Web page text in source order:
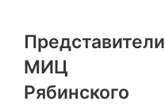
Представители
МИЦ
Рябинского